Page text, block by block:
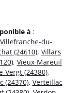
à :
Villefranche-du-
(24610), Villars
, Vieux-Mareuil
Vergt (24380),
(24370), Verteillac